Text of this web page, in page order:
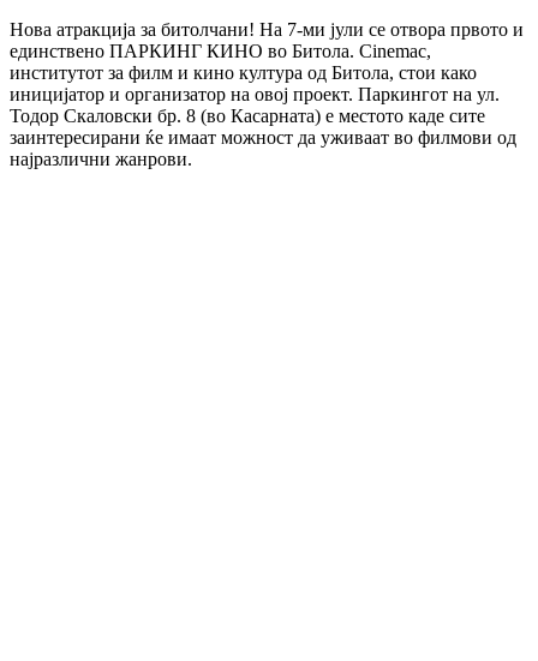
Нова атракција за битолчани! На 7-ми јули се отвора првото и
единствено ПАРКИНГ КИНО во Битола. Cinemac,
институтот за филм и кино култура од Битола, стои како
иницијатор и организатор на овој проект. Паркингот на ул.
Тодор Скаловски бр. 8 (во Касарната) е местото каде сите
заинтересирани ќе имаат можност да уживаат во филмови од
најразлични жанрови.